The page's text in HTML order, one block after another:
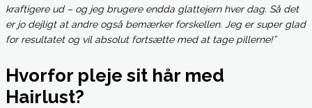
kraftigere ud – og jeg brugere endda glattejern hver dag. Så det
er jo dejligt at andre også bemærker forskellen. Jeg er super glad
for resultatet og vil absolut fortsætte med at tage pillerne!”
Hvorfor pleje sit hår med
Hairlust?